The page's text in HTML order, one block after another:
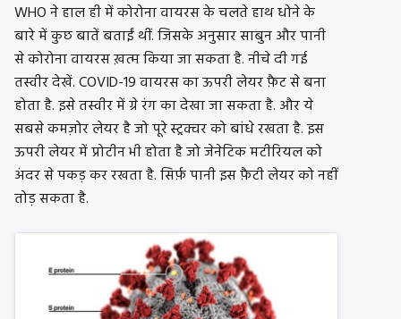
WHO ने हाल ही में कोरोना वायरस के चलते हाथ धोने के
बारे में कुछ बातें बताईं थीं. जिसके अनुसार साबुन और पानी
से कोरोना वायरस ख़त्म किया जा सकता है. नीचे दी गई
तस्वीर देखें. COVID-19 वायरस का ऊपरी लेयर फ़ैट से बना
होता है. इसे तस्वीर में ग्रे रंग का देखा जा सकता है. और ये
सबसे कमज़ोर लेयर है जो पूरे स्ट्रक्चर को बांधे रखता है. इस
ऊपरी लेयर में प्रोटीन भी होता है जो जेनेटिक मटीरियल को
अंदर से पकड़ कर रखता है. सिर्फ़ पानी इस फ़ैटी लेयर को नहीं
तोड़ सकता है.